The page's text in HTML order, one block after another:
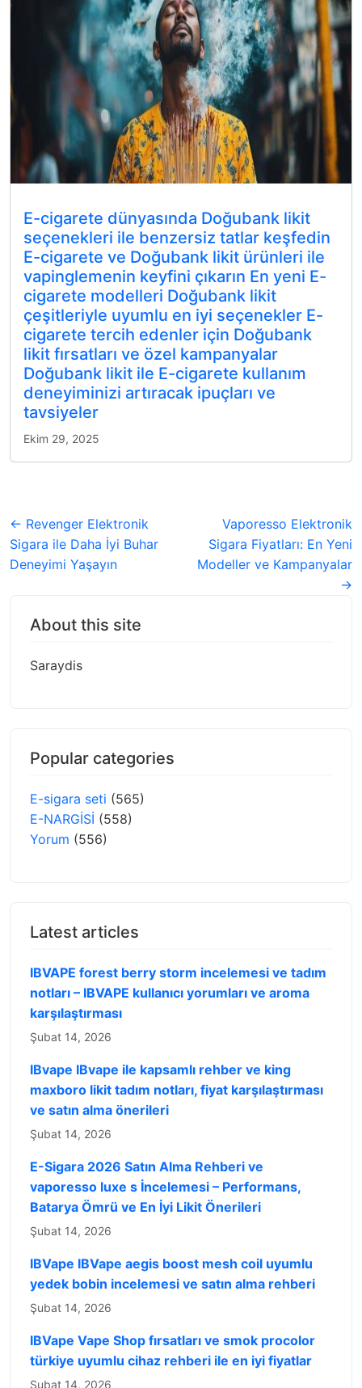
E-cigarete dünyasında Doğubank likit
seçenekleri ile benzersiz tatlar keşfedin
E-cigarete ve Doğubank likit ürünleri ile
vapinglemenin keyfini çıkarın En yeni E-
cigarete modelleri Doğubank likit
çeşitleriyle uyumlu en iyi seçenekler E-
cigarete tercih edenler için Doğubank
likit fırsatları ve özel kampanyalar
Doğubank likit ile E-cigarete kullanım
deneyiminizi artıracak ipuçları ve
tavsiyeler
Ekim 29, 2025
← Revenger Elektronik
Sigara ile Daha İyi Buhar
Deneyimi Yaşayın
Vaporesso Elektronik
Sigara Fiyatları: En Yeni
Modeller ve Kampanyalar
→
About this site
Saraydis
Popular categories
E-sigara seti (565)
E-NARGİSİ (558)
Yorum (556)
Latest articles
IBVAPE forest berry storm incelemesi ve tadım
notları – IBVAPE kullanıcı yorumları ve aroma
karşılaştırması
Şubat 14, 2026
IBvape IBvape ile kapsamlı rehber ve king
maxboro likit tadım notları, fiyat karşılaştırması
ve satın alma önerileri
Şubat 14, 2026
E-Sigara 2026 Satın Alma Rehberi ve
vaporesso luxe s İncelemesi – Performans,
Batarya Ömrü ve En İyi Likit Önerileri
Şubat 14, 2026
IBVape IBVape aegis boost mesh coil uyumlu
yedek bobin incelemesi ve satın alma rehberi
Şubat 14, 2026
IBVape Vape Shop fırsatları ve smok procolor
türkiye uyumlu cihaz rehberi ile en iyi fiyatlar
Şubat 14, 2026